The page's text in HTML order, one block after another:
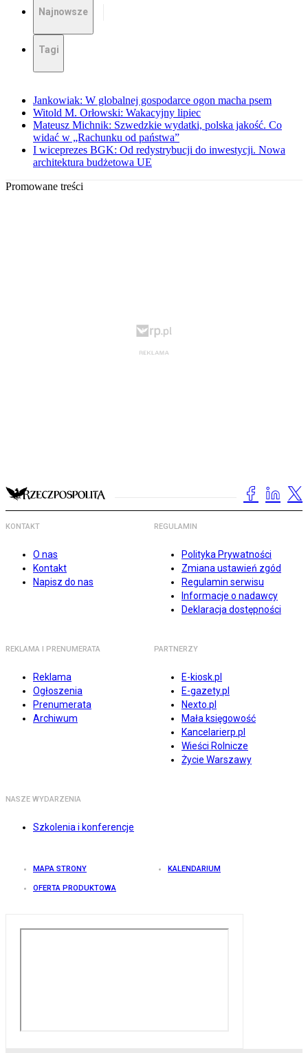
Najnowsze
Tagi
Jankowiak: W globalnej gospodarce ogon macha psem
Witold M. Orłowski: Wakacyjny lipiec
Mateusz Michnik: Szwedzkie wydatki, polska jakość. Co
widać w „Rachunku od państwa”
I wiceprezes BGK: Od redystrybucji do inwestycji. Nowa
architektura budżetowa UE
Promowane treści
KONTAKT
O nas
Kontakt
Napisz do nas
REGULAMIN
Polityka Prywatności
Zmiana ustawień zgód
Regulamin serwisu
Informacje o nadawcy
Deklaracja dostępności
REKLAMA I PRENUMERATA
Reklama
Ogłoszenia
Prenumerata
Archiwum
PARTNERZY
E-kiosk.pl
E-gazety.pl
Nexto.pl
Mała księgowość
Kancelarierp.pl
Wieści Rolnicze
Życie Warszawy
NASZE WYDARZENIA
Szkolenia i konferencje
MAPA STRONY KALENDARIUM
OFERTA PRODUKTOWA